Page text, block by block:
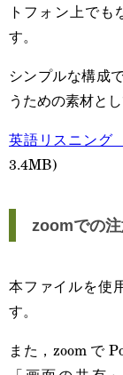
トフォン上でも
す。
シンプルな構成
うための素材と
英語リスニン
3.4MB)
zoomでの
本ファイルを使
す。
また，zoom で